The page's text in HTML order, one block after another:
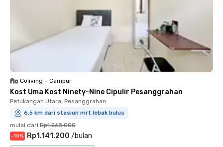
Coliving • Campur
Kost Uma Kost Ninety-Nine Cipulir Pesanggrahan
Petukangan Utara, Pesanggrahan
6.5 km dari stasiun mrt lebak bulus
mulai dari Rp1.268.000
-10% Rp1.141.200 /bulan